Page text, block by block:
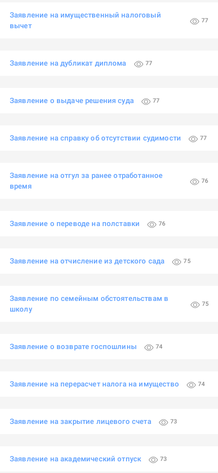
Заявление на имущественный налоговый
вычет
77
Заявление на дубликат диплома 77
Заявление о выдаче решения суда 77
Заявление на справку об отсутствии судимости 77
Заявление на отгул за ранее отработанное
время
76
Заявление о переводе на полставки 76
Заявление на отчисление из детского сада 75
Заявление по семейным обстоятельствам в
школу
75
Заявление о возврате госпошлины 74
Заявление на перерасчет налога на имущество 74
Заявление на закрытие лицевого счета 73
Заявление на академический отпуск 73